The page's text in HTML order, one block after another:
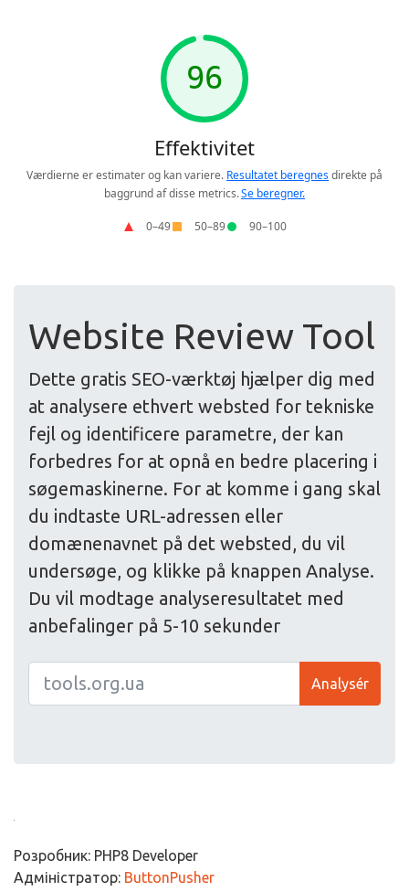
Website Review Tool
Dette gratis SEO-værktøj hjælper dig med
at analysere ethvert websted for tekniske
fejl og identificere parametre, der kan
forbedres for at opnå en bedre placering i
søgemaskinerne. For at komme i gang skal
du indtaste URL-adressen eller
domænenavnet på det websted, du vil
undersøge, og klikke på knappen Analyse.
Du vil modtage analyseresultatet med
anbefalinger på 5-10 sekunder
Analysér
Розробник: PHP8 Developer
Адміністратор: ButtonPusher